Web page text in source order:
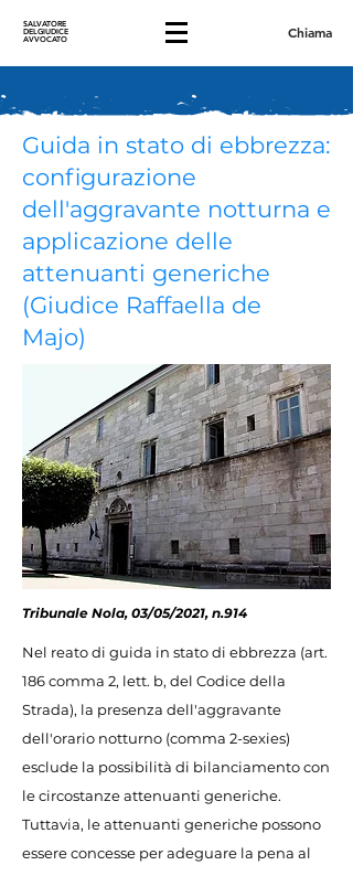
SALVATORE
DELGIUDICE
AVVOCATO Chiama
Guida in stato di ebbrezza:
configurazione
dell'aggravante notturna e
applicazione delle
attenuanti generiche
(Giudice Raffaella de
Majo)
Tribunale Nola, 03/05/2021, n.914
Nel reato di guida in stato di ebbrezza (art.
186 comma 2, lett. b, del Codice della
Strada), la presenza dell'aggravante
dell'orario notturno (comma 2-sexies)
esclude la possibilità di bilanciamento con
le circostanze attenuanti generiche.
Tuttavia, le attenuanti generiche possono
essere concesse per adeguare la pena al